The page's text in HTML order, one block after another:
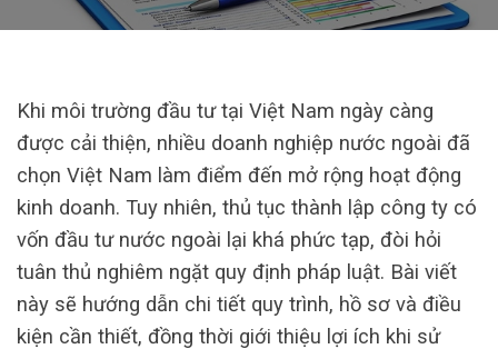
Khi môi trường đầu tư tại Việt Nam ngày càng
được cải thiện, nhiều doanh nghiệp nước ngoài đã
chọn Việt Nam làm điểm đến mở rộng hoạt động
kinh doanh. Tuy nhiên, thủ tục thành lập công ty có
vốn đầu tư nước ngoài lại khá phức tạp, đòi hỏi
tuân thủ nghiêm ngặt quy định pháp luật. Bài viết
này sẽ hướng dẫn chi tiết quy trình, hồ sơ và điều
kiện cần thiết, đồng thời giới thiệu lợi ích khi sử